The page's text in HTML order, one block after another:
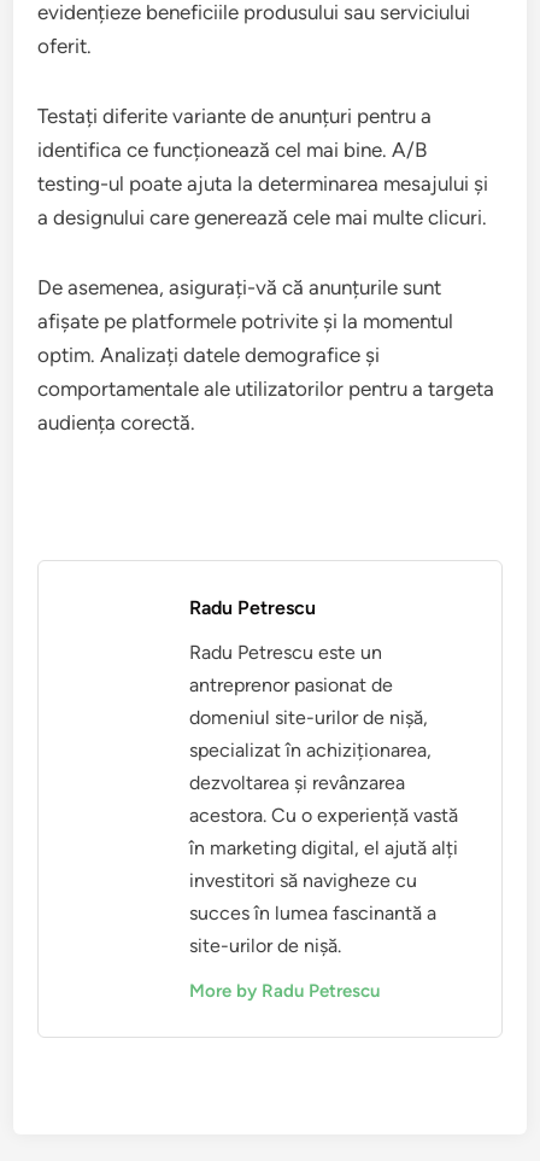
evidențieze beneficiile produsului sau serviciului
oferit.
Testați diferite variante de anunțuri pentru a
identifica ce funcționează cel mai bine. A/B
testing-ul poate ajuta la determinarea mesajului și
a designului care generează cele mai multe clicuri.
De asemenea, asigurați-vă că anunțurile sunt
afișate pe platformele potrivite și la momentul
optim. Analizați datele demografice și
comportamentale ale utilizatorilor pentru a targeta
audiența corectă.
Radu Petrescu
Radu Petrescu este un
antreprenor pasionat de
domeniul site-urilor de nișă,
specializat în achiziționarea,
dezvoltarea și revânzarea
acestora. Cu o experiență vastă
în marketing digital, el ajută alți
investitori să navigheze cu
succes în lumea fascinantă a
site-urilor de nișă.
More by Radu Petrescu